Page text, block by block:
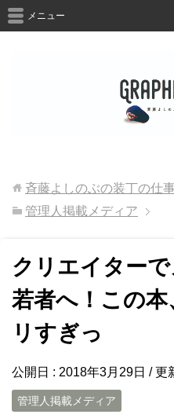
メニュー
斉藤よしのぶの装丁の仕事
管理人掲載メディア
クリエイター
若者へ！この
リすぎっ
公開日 : 2018年3月29日 / 更
管理人掲載メディア